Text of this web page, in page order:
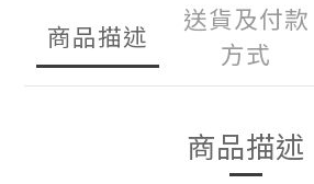
商品描述
送貨及付款
方式
商品描述